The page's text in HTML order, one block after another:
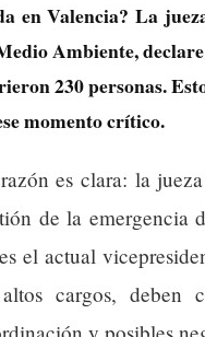
en Valencia? La
Ambiente,
230 personas.
momento crítico.
es clara: la
de la emergencia
el actual
cargos, deben